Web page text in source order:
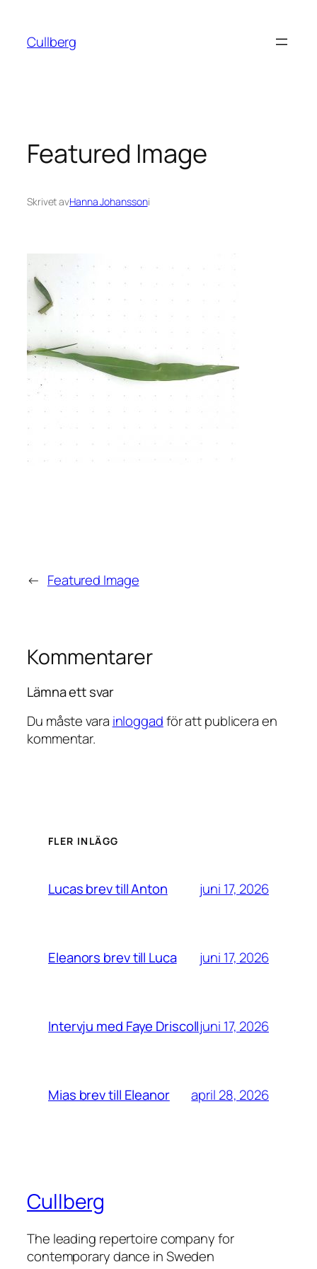
innehåll
Cullberg
Featured Image
Skrivet avHanna Johanssoni
← Featured Image
Kommentarer
Lämna ett svar
Du måste vara inloggadför att publicera en
kommentar.
FLER INLÄGG
Lucas brev till Anton juni 17, 2026
Eleanors brev till Luca juni 17, 2026
Intervju med Faye Driscolljuni 17, 2026
Mias brev till Eleanor april 28, 2026
Cullberg
The leading repertoire company for
contemporary dance in Sweden